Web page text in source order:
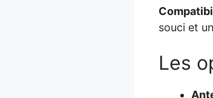
souci et
Les